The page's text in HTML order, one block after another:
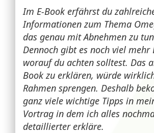
Im E-Book erfährst du
Informationen zum Thema
das genau mit Abnehmen zu
Dennoch gibt es noch viel mehr
worauf du achten solltest. Das
Book zu erklären, würde
Rahmen sprengen. Deshalb
ganz viele wichtige Tipps in
Vortrag in dem ich alles
detaillierter erkläre.